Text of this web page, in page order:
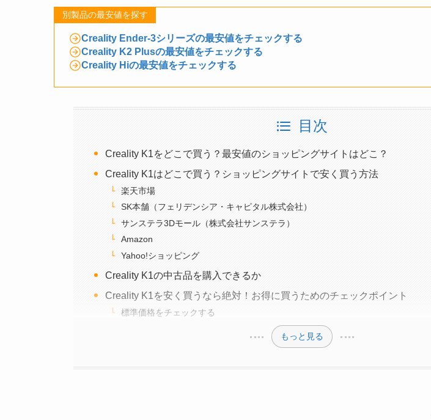
別製品の最安値を探す
Creality Ender-3シリーズの最安値をチェックする
Creality K2 Plusの最安値をチェックする
Creality Hiの最安値をチェックする
目次
Creality K1をどこで買う？最安値のショッピングサイトはどこ？
Creality K1はどこで買う？ショッピングサイトで安く買う方法
楽天市場
SK本舗（フェリデンシア・キャピタル株式会社）
サンステラ3Dモール（株式会社サンステラ）
Amazon
Yahoo!ショッピング
Creality K1の中古品を購入できるか
Creality K1を安く買うなら絶対！お得に買うためのチェックポイント
標準価格をチェックする
もっと見る